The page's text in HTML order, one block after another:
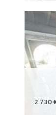
2 730